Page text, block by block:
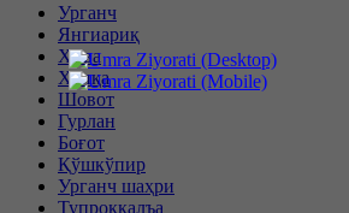
Урганч
Янгиариқ
Хива
Хонқа
Шовот
Гурлан
Боғот
Қўшкўпир
Урганч шаҳри
Тупроққалъа